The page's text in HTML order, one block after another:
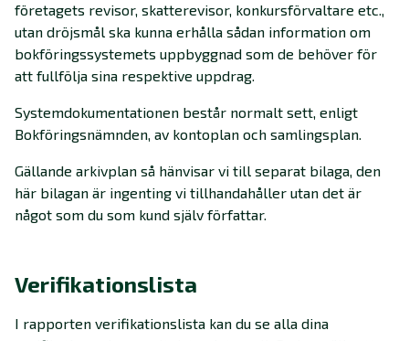
företagets revisor, skatterevisor, konkursförvaltare etc.,
utan dröjsmål ska kunna erhålla sådan information om
bokföringssystemets uppbyggnad som de behöver för
att fullfölja sina respektive uppdrag.
Systemdokumentationen består normalt sett, enligt
Bokföringsnämnden, av kontoplan och samlingsplan.
Gällande arkivplan så hänvisar vi till separat bilaga, den
här bilagan är ingenting vi tillhandahåller utan det är
något som du som kund själv författar.
Verifikationslista
I rapporten verifikationslista kan du se alla dina